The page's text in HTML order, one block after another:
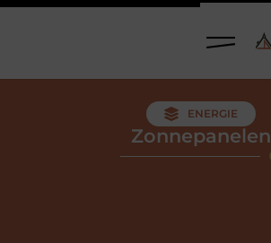
ENERGIE
Zonnepanelen